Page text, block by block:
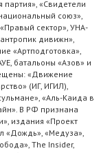
«Свидетели
союз»,
сектор», УНА-
дивижн»,
«Артподготовка»,
батальоны «Азов» и
«Движение
(ИГ, ИГИЛ),
«Аль-Каида в
В РФ признана
издания «Проект
«Дождь», «Медуза»,
The Insider,